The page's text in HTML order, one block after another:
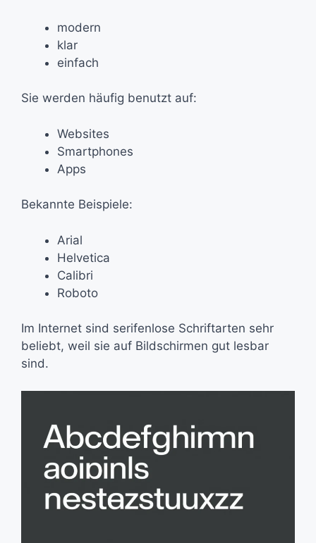
modern
klar
einfach
Sie werden häufig benutzt auf:
Websites
Smartphones
Apps
Bekannte Beispiele:
Arial
Helvetica
Calibri
Roboto
Im Internet sind serifenlose Schriftarten sehr
beliebt, weil sie auf Bildschirmen gut lesbar
sind.